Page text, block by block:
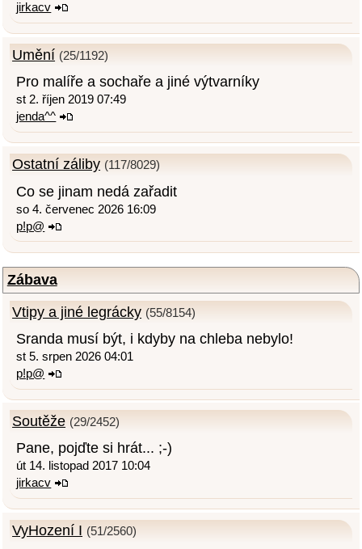
jirkacv
Umění (25/1192)
Pro malíře a sochaře a jiné výtvarníky
st 2. říjen 2019 07:49
jenda^^
Ostatní záliby (117/8029)
Co se jinam nedá zařadit
so 4. červenec 2026 16:09
p!p@
Zábava
Vtipy a jiné legrácky (55/8154)
Sranda musí být, i kdyby na chleba nebylo!
st 5. srpen 2026 04:01
p!p@
Soutěže (29/2452)
Pane, pojďte si hrát... ;-)
út 14. listopad 2017 10:04
jirkacv
VyHození I (51/2560)